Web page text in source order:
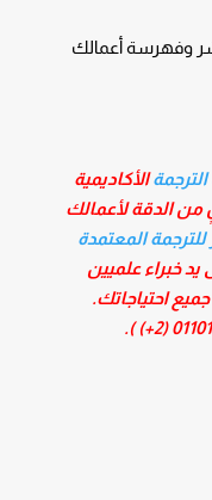
وفهرسة أعمالك
الأكاديمية
من الدقة لأعمالك
المعتمدة
خبراء علميين
احتياجاتك.
).